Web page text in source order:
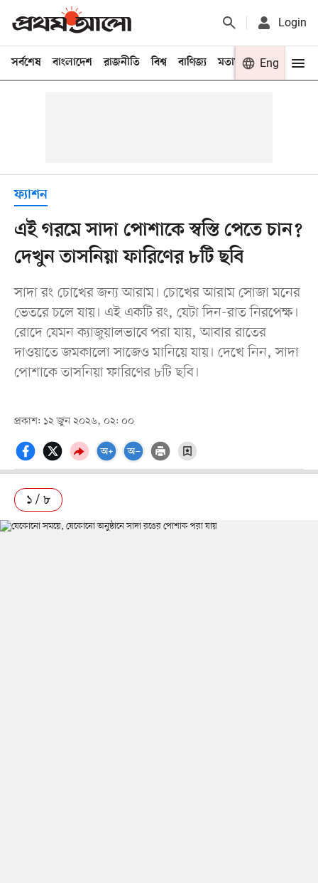
Login
সর্বশেষ বাংলাদেশ রাজনীতি বিশ্ব বাণিজ্য মতামত খেলা
Eng
ফ্যাশন
এই গরমে সাদা পোশাকে স্বস্তি পেতে চান?
দেখুন তাসনিয়া ফারিণের ৮টি ছবি
সাদা রং চোখের জন্য আরাম। চোখের আরাম সোজা মনের
ভেতরে চলে যায়। এই একটি রং, যেটা দিন-রাত নিরপেক্ষ।
রোদে যেমন ক্যাজুয়ালভাবে পরা যায়, আবার রাতের
দাওয়াতে জমকালো সাজেও মানিয়ে যায়। দেখে নিন, সাদা
পোশাকে তাসনিয়া ফারিণের ৮টি ছবি।
প্রকাশ: ১২ জুন ২০২৬, ০২: ০০
১ / ৮